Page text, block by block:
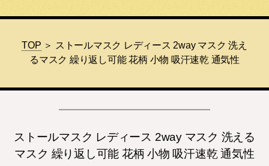
TOP ＞ ストールマスク レディース 2way マスク 洗え
るマスク 繰り返し可能 花柄 小物 吸汗速乾 通気性
ストールマスク レディース 2way マスク 洗える
マスク 繰り返し可能 花柄 小物 吸汗速乾 通気性